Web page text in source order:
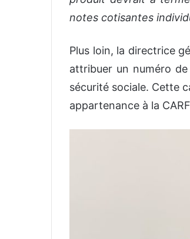
notes cotisantes
Plus loin, la directrice
attribuer un numéro
sécurité sociale. Cette
appartenance à la